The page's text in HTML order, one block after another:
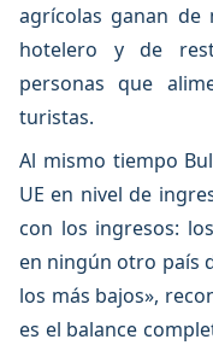
agrícolas ganan de
hotelero y de
personas que
turistas.
Al mismo tiempo
UE en nivel de
con los ingresos:
en ningún otro país
los más bajos»,
es el balance